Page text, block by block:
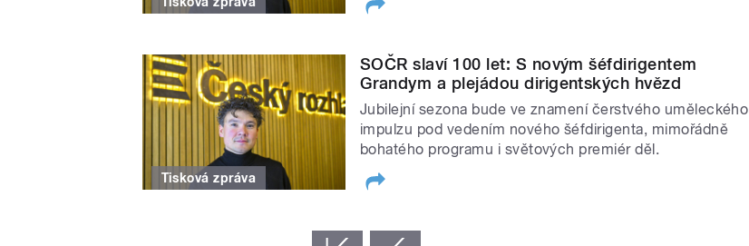
Tisková zpráva
SOČR slaví 100 let: S novým šéfdirigentem
Grandym a plejádou dirigentských hvězd
Jubilejní sezona bude ve znamení čerstvého uměleckého
impulzu pod vedením nového šéfdirigenta, mimořádně
bohatého programu i světových premiér děl.